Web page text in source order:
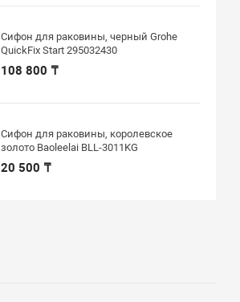
Сифон для раковины, черный Grohe
QuickFix Start 295032430
108 800 ₸
Сифон для раковины, королевское
золото Baoleelai BLL-3011KG
20 500 ₸